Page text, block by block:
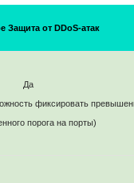
Защита от DDoS-атак
Да
фиксировать
порога на порты)